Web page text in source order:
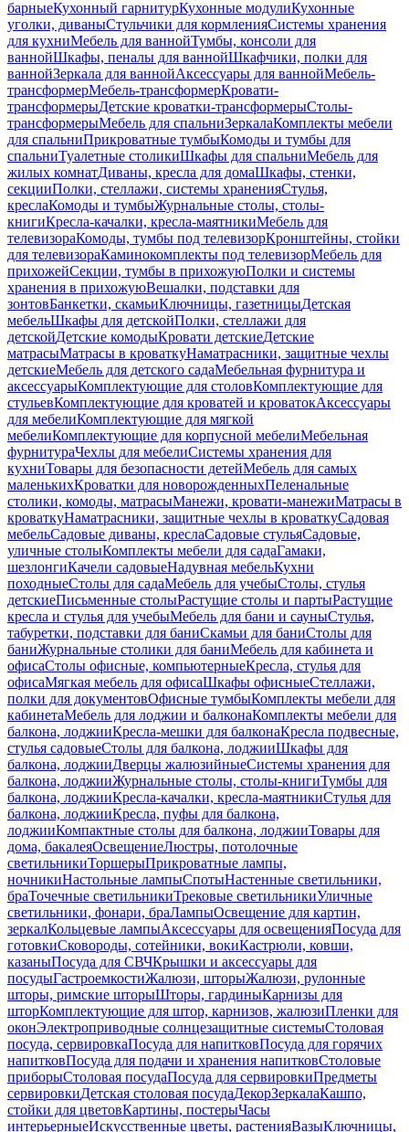
барныеКухонный гарнитурКухонные модулиКухонные
уголки, диваныСтульчики для кормленияСистемы хранения
для кухниМебель для ваннойТумбы, консоли для
ваннойШкафы, пеналы для ваннойШкафчики, полки для
ваннойЗеркала для ваннойАксессуары для ваннойМебель-
трансформерМебель-трансформерКровати-
трансформерыДетские кроватки-трансформерыСтолы-
трансформерыМебель для спальниЗеркалаКомплекты мебели
для спальниПрикроватные тумбыКомоды и тумбы для
спальниТуалетные столикиШкафы для спальниМебель для
жилых комнатДиваны, кресла для домаШкафы, стенки,
секцииПолки, стеллажи, системы храненияСтулья,
креслаКомоды и тумбыЖурнальные столы, столы-
книгиКресла-качалки, кресла-маятникиМебель для
телевизораКомоды, тумбы под телевизорКронштейны, стойки
для телевизораКаминокомплекты под телевизорМебель для
прихожейСекции, тумбы в прихожуюПолки и системы
хранения в прихожуюВешалки, подставки для
зонтовБанкетки, скамьиКлючницы, газетницыДетская
мебельШкафы для детскойПолки, стеллажи для
детскойДетские комодыКровати детскиеДетские
матрасыМатрасы в кроваткуНаматрасники, защитные чехлы
детскиеМебель для детского садаМебельная фурнитура и
аксессуарыКомплектующие для столовКомплектующие для
стульевКомплектующие для кроватей и кроватокАксессуары
для мебелиКомплектующие для мягкой
мебелиКомплектующие для корпусной мебелиМебельная
фурнитураЧехлы для мебелиСистемы хранения для
кухниТовары для безопасности детейМебель для самых
маленькихКроватки для новорожденныхПеленальные
столики, комоды, матрасыМанежи, кровати-манежиМатрасы в
кроваткуНаматрасники, защитные чехлы в кроваткуСадовая
мебельСадовые диваны, креслаСадовые стульяСадовые,
уличные столыКомплекты мебели для садаГамаки,
шезлонгиКачели садовыеНадувная мебельКухни
походныеСтолы для садаМебель для учебыСтолы, стулья
детскиеПисьменные столыРастущие столы и партыРастущие
кресла и стулья для учебыМебель для бани и сауныСтулья,
табуретки, подставки для баниСкамьи для баниСтолы для
баниЖурнальные столики для баниМебель для кабинета и
офисаСтолы офисные, компьютерныеКресла, стулья для
офисаМягкая мебель для офисаШкафы офисныеСтеллажи,
полки для документовОфисные тумбыКомплекты мебели для
кабинетаМебель для лоджии и балконаКомплекты мебели для
балкона, лоджииКресла-мешки для балконаКресла подвесные,
стулья садовыеСтолы для балкона, лоджииШкафы для
балкона, лоджииДверцы жалюзийныеСистемы хранения для
балкона, лоджииЖурнальные столы, столы-книгиТумбы для
балкона, лоджииКресла-качалки, кресла-маятникиСтулья для
балкона, лоджииКресла, пуфы для балкона,
лоджииКомпактные столы для балкона, лоджииТовары для
дома, бакалеяОсвещениеЛюстры, потолочные
светильникиТоршерыПрикроватные лампы,
ночникиНастольные лампыСпотыНастенные светильники,
браТочечные светильникиТрековые светильникиУличные
светильники, фонари, браЛампыОсвещение для картин,
зеркалКольцевые лампыАксессуары для освещенияПосуда для
готовкиСковороды, сотейники, вокиКастрюли, ковши,
казаныПосуда для СВЧКрышки и аксессуары для
посудыГастроемкостиЖалюзи, шторыЖалюзи, рулонные
шторы, римские шторыШторы, гардиныКарнизы для
шторКомплектующие для штор, карнизов, жалюзиПленки для
оконЭлектроприводные солнцезащитные системыСтоловая
посуда, сервировкаПосуда для напитковПосуда для горячих
напитковПосуда для подачи и хранения напитковСтоловые
приборыСтоловая посудаПосуда для сервировкиПредметы
сервировкиДетская столовая посудаДекорЗеркалаКашпо,
стойки для цветовКартины, постерыЧасы
интерьерныеИскусственные цветы, растенияВазыКлючницы,